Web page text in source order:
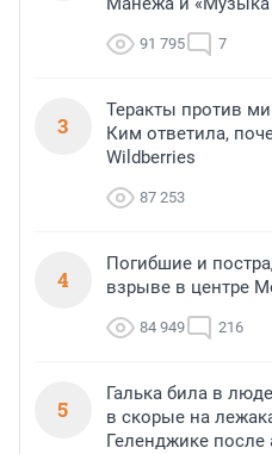
91 795 7
3
Теракты против
Ким ответила,
Wildberries
87 253
4
Погибшие и
взрыве в центре
84 949 216
5
Галька била в
в скорые на
Геленджике